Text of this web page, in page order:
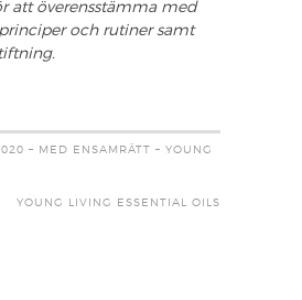
att överensstämma med
och rutiner samt
– MED ENSAMRÄTT – YOUNG
YOUNG LIVING ESSENTIAL OILS